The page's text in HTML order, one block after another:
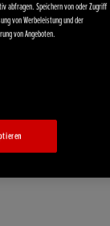
abfragen. Speichern von oder Zugriff
von Werbeleistung und der
von Angeboten.